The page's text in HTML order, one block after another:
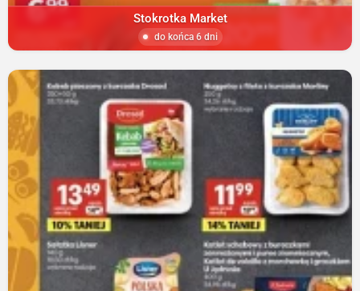
Stokrotka Market
do końca 6 dni